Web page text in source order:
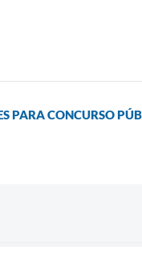
PARA CONCURSO